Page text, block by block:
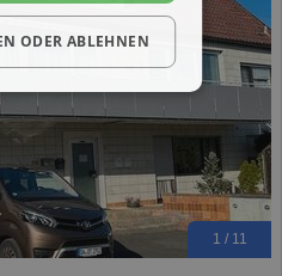
1 / 11
ODER ABLEHNEN